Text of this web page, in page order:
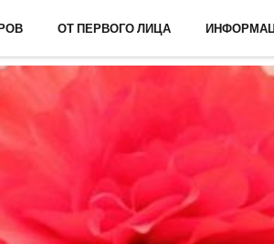
ОТ ПЕРВОГО ЛИЦА